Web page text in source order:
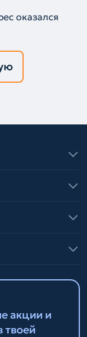
оказался
акции и
твоей